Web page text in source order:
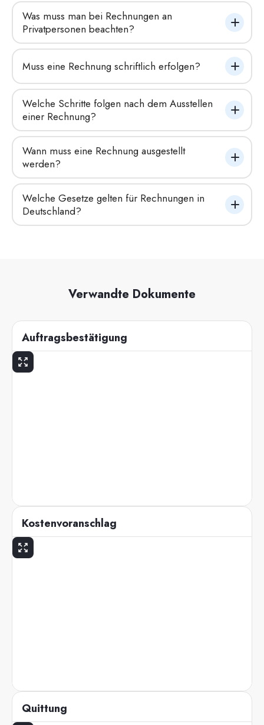
Was muss man bei Rechnungen an
Privatpersonen beachten?
Muss eine Rechnung schriftlich erfolgen?
Welche Schritte folgen nach dem Ausstellen
einer Rechnung?
Wann muss eine Rechnung ausgestellt
werden?
Welche Gesetze gelten für Rechnungen in
Deutschland?
Verwandte Dokumente
Auftragsbestätigung
Kostenvoranschlag
Quittung